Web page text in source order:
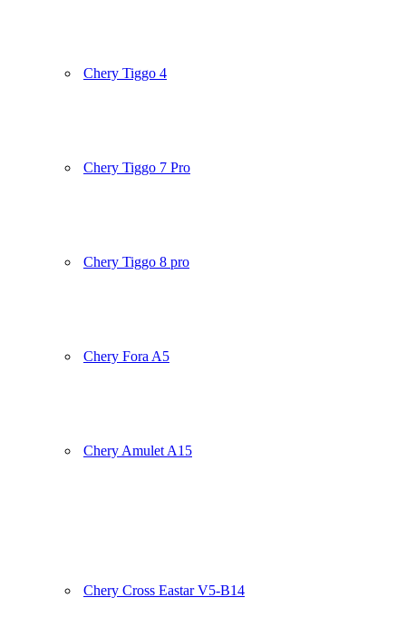
Chery Tiggo 4
Chery Tiggo 7 Pro
Chery Tiggo 8 pro
Chery Fora A5
Chery Amulet A15
Chery Cross Eastar V5-B14